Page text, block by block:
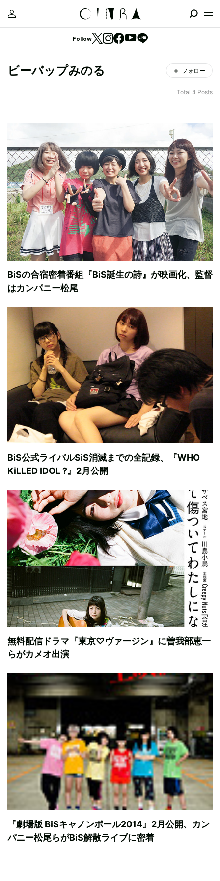
Follow
ビーバップみのる フォロー
Total 4 Posts
BiSの合宿密着番組『BiS誕生の詩』が映画化、監督
はカンパニー松尾
BiS公式ライバルSiS消滅までの全記録、『WHO
KiLLED IDOL ?』2月公開
無料配信ドラマ『東京♡ヴァージン』に曽我部恵一
らがカメオ出演
『劇場版 BiSキャノンボール2014』2月公開、カン
パニー松尾らがBiS解散ライブに密着